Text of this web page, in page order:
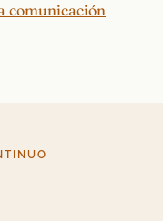
comunicación